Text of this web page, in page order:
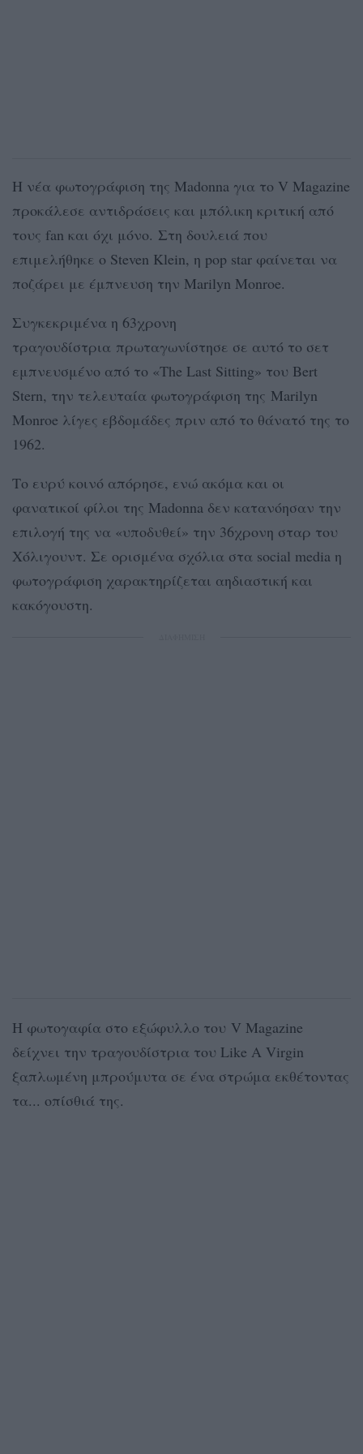
Η νέα φωτογράφιση της Madonna για το V Magazine
προκάλεσε αντιδράσεις και μπόλικη κριτική από
τους fan και όχι μόνο. Στη δουλειά που
επιμελήθηκε ο Steven Klein, η pop star φαίνεται να
ποζάρει με έμπνευση την Marilyn Monroe.
Συγκεκριμένα η 63χρονη
τραγουδίστρια πρωταγωνίστησε σε αυτό το σετ
εμπνευσμένο από το «The Last Sitting» του Bert
Stern, την τελευταία φωτογράφιση της Marilyn
Monroe λίγες εβδομάδες πριν από το θάνατό της το
1962.
Το ευρύ κοινό απόρησε, ενώ ακόμα και οι
φανατικοί φίλοι της Madonna δεν κατανόησαν την
επιλογή της να «υποδυθεί» την 36χρονη σταρ του
Χόλιγουντ. Σε ορισμένα σχόλια στα social media η
φωτογράφιση χαρακτηρίζεται αηδιαστική και
κακόγουστη.
Η φωτογαφία στο εξώφυλλο του V Magazine
δείχνει την τραγουδίστρια του Like A Virgin
ξαπλωμένη μπρούμυτα σε ένα στρώμα εκθέτοντας
τα... οπίσθιά της.